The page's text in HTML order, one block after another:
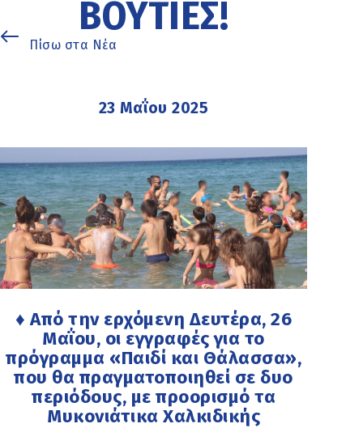
ΒΟΥΤΙΈΣ!
Πίσω στα Νέα
23 Μαΐου 2025
♦ Από την ερχόμενη Δευτέρα, 26
Μαΐου, οι εγγραφές για το
πρόγραμμα «Παιδί και Θάλασσα»,
που θα πραγματοποιηθεί σε δυο
περιόδους, με προορισμό τα
Μυκονιάτικα Χαλκιδικής